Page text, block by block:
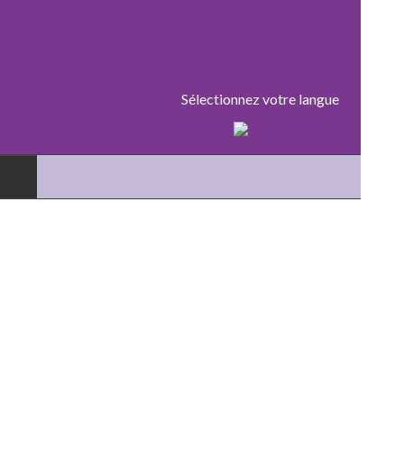
Sélectionnez votre langue